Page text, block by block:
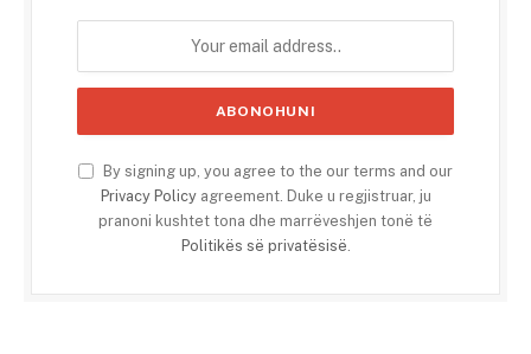
By signing up, you agree to the our terms and our
Privacy Policyagreement. Duke u regjistruar, ju
pranoni kushtet tona dhe marrëveshjen tonë të
Politikës së privatësisë